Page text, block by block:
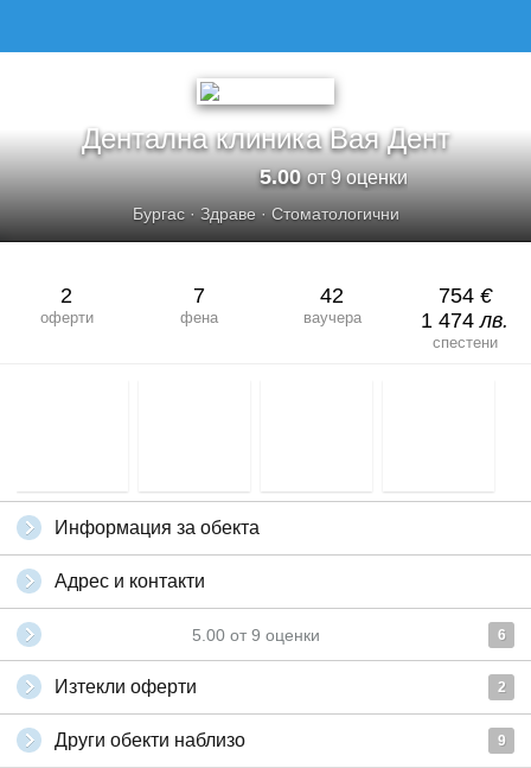
Дентална клиника Вая Дент
5.00от 9 оценки
Бургас· Здраве· Стоматологични
2
оферти
7
фена
42
ваучера
754 €
1 474лв.
спестени
Информация за обекта
Адрес и контакти
5.00 от 9 оценки 6
Изтекли оферти 2
Други обекти наблизо 9